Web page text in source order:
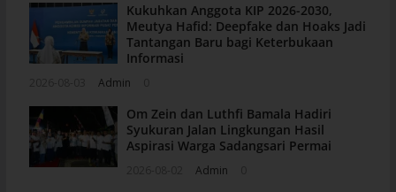
Kukuhkan Anggota KIP 2026-2030,
Meutya Hafid: Deepfake dan Hoaks Jadi
Tantangan Baru bagi Keterbukaan
Informasi
Admin
Om Zein dan Luthfi Bamala Hadiri
Syukuran Jalan Lingkungan Hasil
Aspirasi Warga Sadangsari Permai
Admin